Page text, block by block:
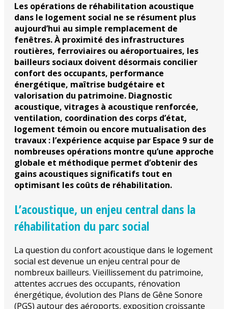
Les opérations de réhabilitation acoustique
dans le logement social ne se résument plus
aujourd’hui au simple remplacement de
fenêtres. À proximité des infrastructures
routières, ferroviaires ou aéroportuaires, les
bailleurs sociaux doivent désormais concilier
confort des occupants, performance
énergétique, maîtrise budgétaire et
valorisation du patrimoine. Diagnostic
acoustique, vitrages à acoustique renforcée,
ventilation, coordination des corps d’état,
logement témoin ou encore mutualisation des
travaux : l’expérience acquise par Espace 9 sur de
nombreuses opérations montre qu’une approche
globale et méthodique permet d’obtenir des
gains acoustiques significatifs tout en
optimisant les coûts de réhabilitation.
L’acoustique, un enjeu central dans la
réhabilitation du parc social
La question du confort acoustique dans le logement
social est devenue un enjeu central pour de
nombreux bailleurs. Vieillissement du patrimoine,
attentes accrues des occupants, rénovation
énergétique, évolution des Plans de Gêne Sonore
(PGS) autour des aéroports, exposition croissante